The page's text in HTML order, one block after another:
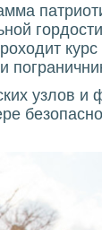
курс
узлов и